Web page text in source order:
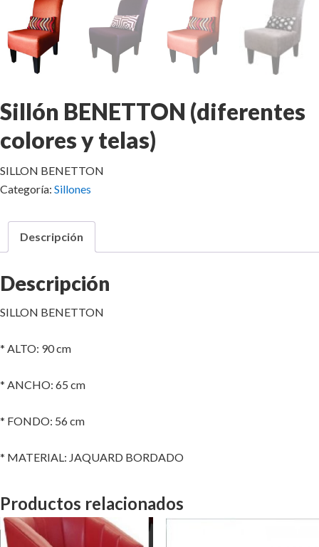
Sillón BENETTON (diferentes
colores y telas)
SILLON BENETTON
Categoría: Sillones
Descripción
Descripción
SILLON BENETTON
* ALTO: 90 cm
* ANCHO: 65 cm
* FONDO: 56 cm
* MATERIAL: JAQUARD BORDADO
Productos relacionados